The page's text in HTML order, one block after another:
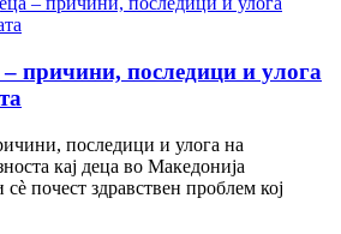
– причини, последици и улога
последици и улога на
кај деца во Македонија
сè почест здравствен проблем кој